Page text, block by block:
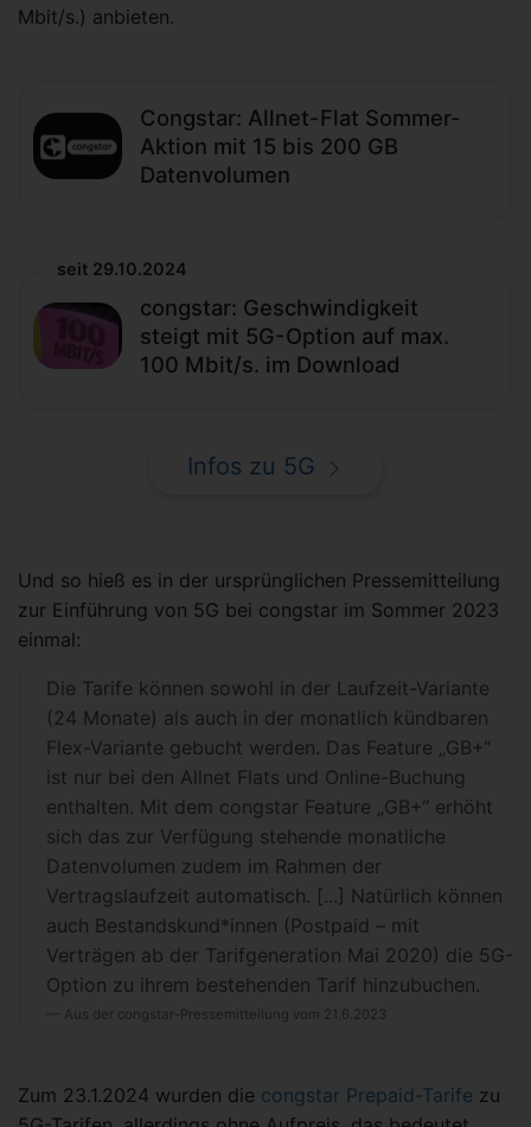
Mbit/s.) anbieten.
Congstar: Allnet-Flat Sommer-
Aktion mit 15 bis 200 GB
Datenvolumen
seit 29.10.2024
congstar: Geschwindigkeit
steigt mit 5G-Option auf max.
100 Mbit/s. im Download
Infos zu 5G
Und so hieß es in der ursprünglichen Pressemitteilung
zur Einführung von 5G bei congstar im Sommer 2023
einmal:
Die Tarife können sowohl in der Laufzeit-Variante
(24 Monate) als auch in der monatlich kündbaren
Flex-Variante gebucht werden. Das Feature „GB+“
ist nur bei den Allnet Flats und Online-Buchung
enthalten. Mit dem congstar Feature „GB+“ erhöht
sich das zur Verfügung stehende monatliche
Datenvolumen zudem im Rahmen der
Vertragslaufzeit automatisch. [...] Natürlich können
auch Bestandskund*innen (Postpaid – mit
Verträgen ab der Tarifgeneration Mai 2020) die 5G-
Option zu ihrem bestehenden Tarif hinzubuchen.
Aus der congstar-Pressemitteilung vom 21.6.2023
Zum 23.1.2024 wurden die congstar Prepaid-Tarife zu